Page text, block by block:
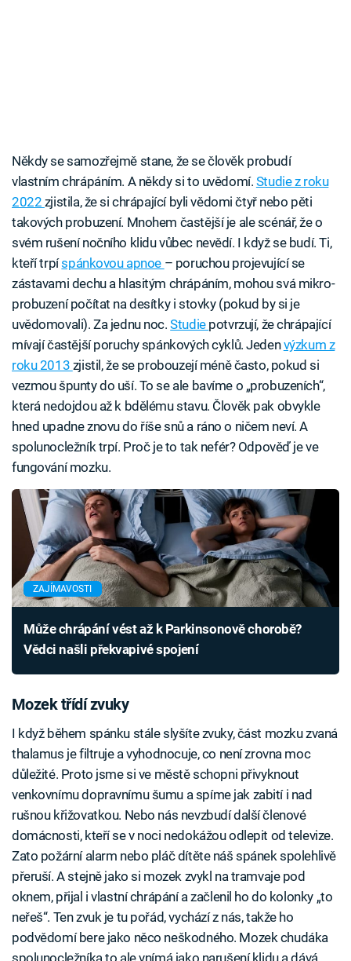
Někdy se samozřejmě stane, že se člověk probudí
vlastním chrápáním. A někdy si to uvědomí. Studie z roku
2022 zjistila, že si chrápající byli vědomi čtyř nebo pěti
takových probuzení. Mnohem častější je ale scénář, že o
svém rušení nočního klidu vůbec nevědí. I když se budí. Ti,
kteří trpíspánkovou apnoe – poruchou projevující se
zástavami dechu a hlasitým chrápáním, mohou svá mikro-
probuzení počítat na desítky i stovky (pokud by si je
uvědomovali). Za jednu noc.Studie potvrzují, že chrápající
mívají častější poruchy spánkových cyklů. Jedenvýzkum z
roku 2013 zjistil, že se probouzejí méně často, pokud si
vezmou špunty do uší. To se ale bavíme o „probuzeních“,
která nedojdou až k bdělému stavu. Člověk pak obvykle
hned upadne znovu do říše snů a ráno o ničem neví. A
spolunocležník trpí. Proč je to tak nefér? Odpověď je ve
fungování mozku.
ZAJÍMAVOSTI
Může chrápání vést až k Parkinsonově chorobě?
Vědci našli překvapivé spojení
Mozek třídí zvuky
I když během spánku stále slyšíte zvuky, část mozku zvaná
thalamus je filtruje a vyhodnocuje, co není zrovna moc
důležité. Proto jsme si ve městě schopni přivyknout
venkovnímu dopravnímu šumu a spíme jak zabití i nad
rušnou křižovatkou. Nebo nás nevzbudí další členové
domácnosti, kteří se v noci nedokážou odlepit od televize.
Zato požární alarm nebo pláč dítěte náš spánek spolehlivě
přeruší. A stejně jako si mozek zvykl na tramvaje pod
oknem, přijal i vlastní chrápání a začlenil ho do kolonky „to
neřeš“. Ten zvuk je tu pořád, vychází z nás, takže ho
podvědomí bere jako něco neškodného. Mozek chudáka